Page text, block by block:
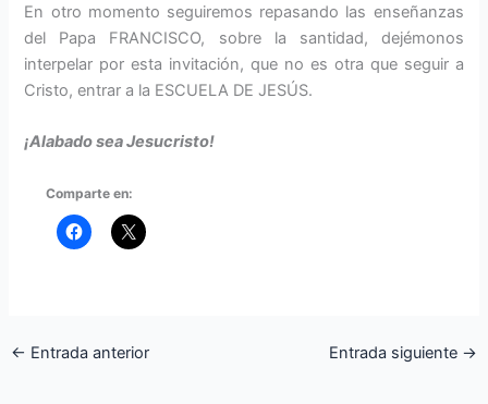
En otro momento seguiremos repasando las enseñanzas
del Papa FRANCISCO, sobre la santidad, dejémonos
interpelar por esta invitación, que no es otra que seguir a
Cristo, entrar a la ESCUELA DE JESÚS.
¡Alabado sea Jesucristo!
Comparte en:
← Entrada anterior Entrada siguiente →